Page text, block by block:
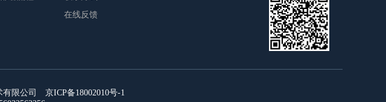
在线反馈
限公司
京ICP备18002010号-1